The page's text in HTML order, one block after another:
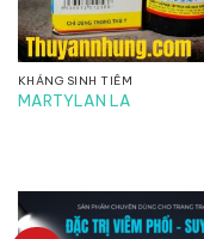
KHÁNG SINH TIÊM
MARTYLAN LA